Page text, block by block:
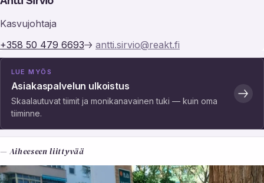
Kasvujohtaja
+358 50 479 6693
antti.sirvio@reakt.fi
LUE MYÖS
Asiakaspalvelun ulkoistus
Skaalautuvat tiimit ja monikanavainen tuki — kuin oma
tiiminne.
— Aiheeseen liittyvää